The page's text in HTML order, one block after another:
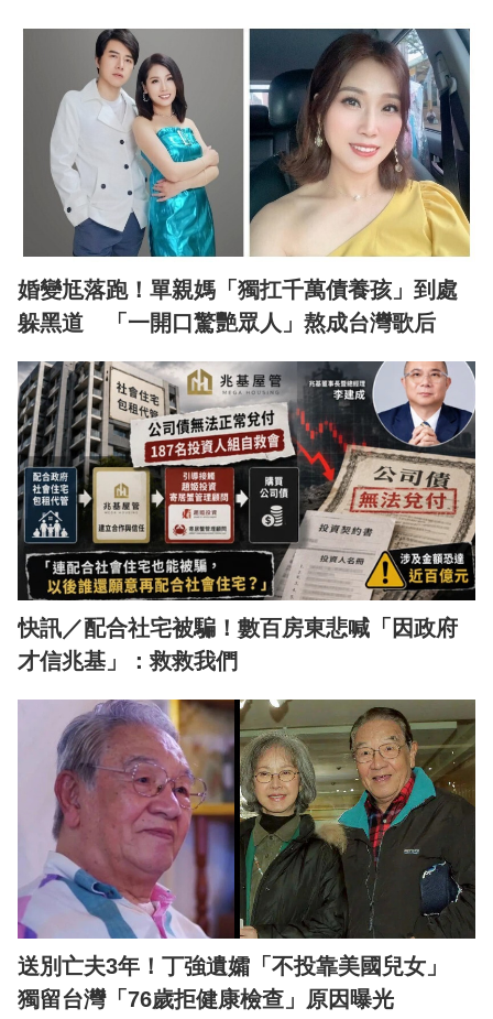
婚變尪落跑！單親媽「獨扛千萬債養孩」到處
躲黑道 「一開口驚艷眾人」熬成台灣歌后
快訊／配合社宅被騙！數百房東悲喊「因政府
才信兆基」：救救我們
送別亡夫3年！丁強遺孀「不投靠美國兒女」
獨留台灣「76歲拒健康檢查」原因曝光